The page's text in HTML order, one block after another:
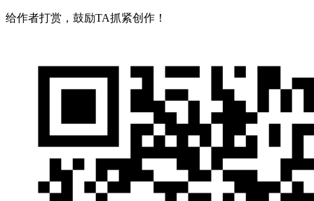
给作者打赏，鼓励TA抓紧创作！